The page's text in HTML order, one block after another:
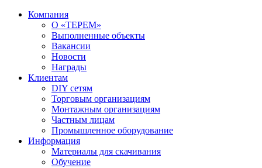
Компания
О «ТЕРЕМ»
Выполненные объекты
Вакансии
Новости
Награды
Клиентам
DIY сетям
Торговым организациям
Монтажным организациям
Частным лицам
Промышленное оборудование
Информация
Материалы для скачивания
Обучение